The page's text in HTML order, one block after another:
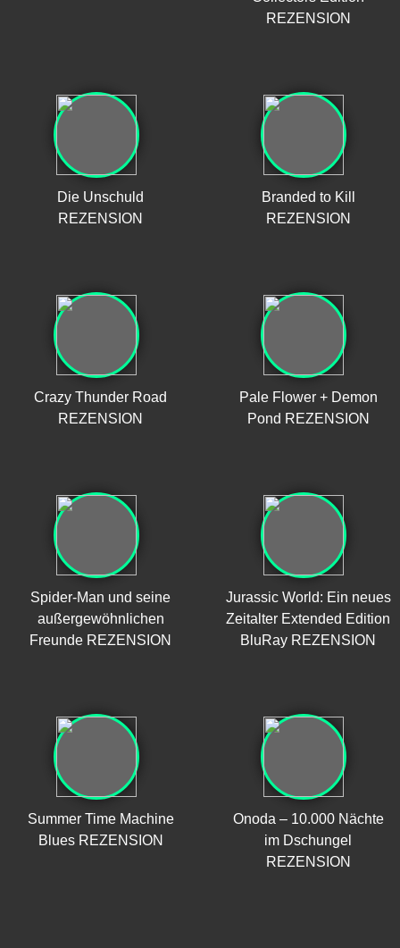
REZENSION
Die Unschuld
REZENSION
Branded to Kill
REZENSION
Crazy Thunder Road
REZENSION
Pale Flower + Demon
Pond REZENSION
Spider-Man und seine
außergewöhnlichen
Freunde REZENSION
Jurassic World: Ein neues
Zeitalter Extended Edition
BluRay REZENSION
Summer Time Machine
Blues REZENSION
Onoda – 10.000 Nächte
im Dschungel
REZENSION